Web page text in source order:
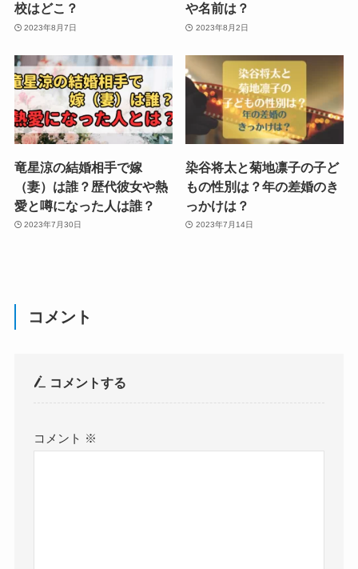
校はどこ？
2023年8月7日
や名前は？
2023年8月2日
竜星涼の結婚相手で嫁
（妻）は誰？歴代彼女や熱
愛と噂になった人は誰？
2023年7月30日
染谷将太と菊地凛子の子ど
もの性別は？年の差婚のき
っかけは？
2023年7月14日
コメント
コメントする
コメント ※